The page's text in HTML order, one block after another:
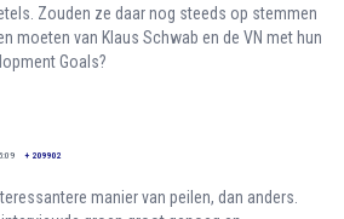
Zouden ze daar nog steeds op stemmen
moeten van Klaus Schwab en de VN met hun
Goals?
+ 209902
manier van peilen, dan anders.